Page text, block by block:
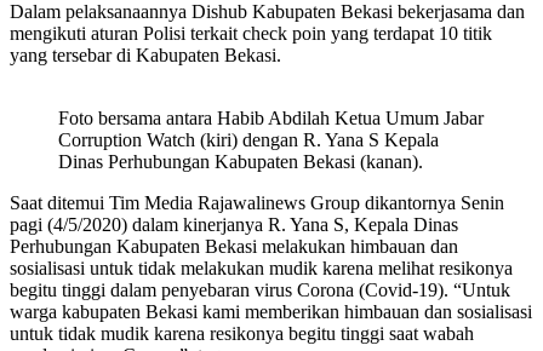
Dalam pelaksanaannya Dishub Kabupaten Bekasi bekerjasama dan
mengikuti aturan Polisi terkait check poin yang terdapat 10 titik
yang tersebar di Kabupaten Bekasi.
Foto bersama antara Habib Abdilah Ketua Umum Jabar
Corruption Watch (kiri) dengan R. Yana S Kepala
Dinas Perhubungan Kabupaten Bekasi (kanan).
Saat ditemui Tim Media Rajawalinews Group dikantornya Senin
pagi (4/5/2020) dalam kinerjanya R. Yana S, Kepala Dinas
Perhubungan Kabupaten Bekasi melakukan himbauan dan
sosialisasi untuk tidak melakukan mudik karena melihat resikonya
begitu tinggi dalam penyebaran virus Corona (Covid-19). “Untuk
warga kabupaten Bekasi kami memberikan himbauan dan sosialisasi
untuk tidak mudik karena resikonya begitu tinggi saat wabah